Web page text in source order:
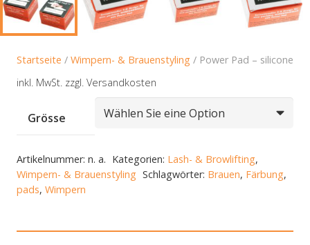
Startseite / Wimpern- & Brauenstyling / Power Pad – silicone
inkl. MwSt. zzgl. Versandkosten
Grösse
Artikelnummer: n. a. Kategorien: Lash- & Browlifting,
Wimpern- & Brauenstyling Schlagwörter: Brauen, Färbung,
pads, Wimpern